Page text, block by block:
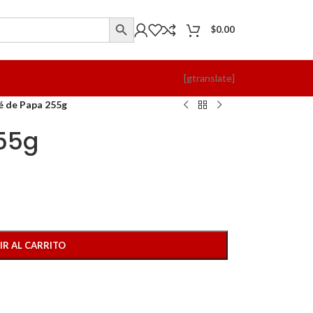
$0.00
[gtranslate]
de Papa 255g
AL CARRITO